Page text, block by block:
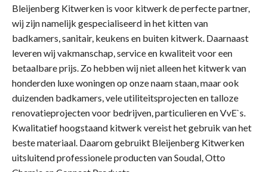
Bleijenberg Kitwerken is voor kitwerk de perfecte partner,
wij zijn namelijk gespecialiseerd in het kitten van
badkamers, sanitair, keukens en buiten kitwerk. Daarnaast
leveren wij vakmanschap, service en kwaliteit voor een
betaalbare prijs. Zo hebben wij niet alleen het kitwerk van
honderden luxe woningen op onze naam staan, maar ook
duizenden badkamers, vele utiliteitsprojecten en talloze
renovatieprojecten voor bedrijven, particulieren en VvE`s.
Kwalitatief hoogstaand kitwerk vereist het gebruik van het
beste materiaal. Daarom gebruikt Bleijenberg Kitwerken
uitsluitend professionele producten van Soudal, Otto